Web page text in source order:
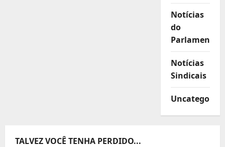
Notícias
do
Parlamento
Notícias
Sindicais
TALVEZ VOCÊ TENHA PERDIDO...